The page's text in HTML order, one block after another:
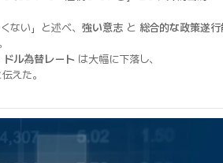
ない」と述べ、 強い意志と 総合的な政策遂行
ドル為替レート は大幅に下落し、
えた。